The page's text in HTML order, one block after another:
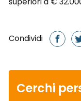
Condividi
Cerchi